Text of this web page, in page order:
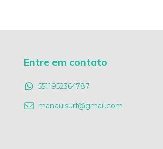
Entre em contato
5511952364787
manauisurf@gmail.com